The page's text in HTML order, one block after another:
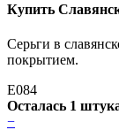
Купить
Серьги в
покрытием.
E084
Осталась 1
−